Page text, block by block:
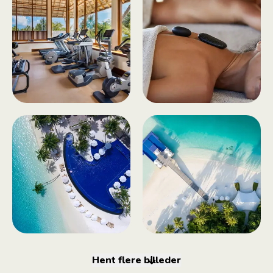
Hent flere billeder